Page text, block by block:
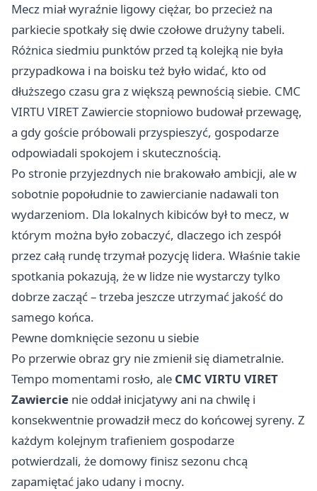
Mecz miał wyraźnie ligowy ciężar, bo przecież na
parkiecie spotkały się dwie czołowe drużyny tabeli.
Różnica siedmiu punktów przed tą kolejką nie była
przypadkowa i na boisku też było widać, kto od
dłuższego czasu gra z większą pewnością siebie. CMC
VIRTU VIRET Zawiercie stopniowo budował przewagę,
a gdy goście próbowali przyspieszyć, gospodarze
odpowiadali spokojem i skutecznością.
Po stronie przyjezdnych nie brakowało ambicji, ale w
sobotnie popołudnie to zawiercianie nadawali ton
wydarzeniom. Dla lokalnych kibiców był to mecz, w
którym można było zobaczyć, dlaczego ich zespół
przez całą rundę trzymał pozycję lidera. Właśnie takie
spotkania pokazują, że w lidze nie wystarczy tylko
dobrze zacząć – trzeba jeszcze utrzymać jakość do
samego końca.
Pewne domknięcie sezonu u siebie
Po przerwie obraz gry nie zmienił się diametralnie.
Tempo momentami rosło, ale CMC VIRTU VIRET
Zawiercie nie oddał inicjatywy ani na chwilę i
konsekwentnie prowadził mecz do końcowej syreny. Z
każdym kolejnym trafieniem gospodarze
potwierdzali, że domowy finisz sezonu chcą
zapamiętać jako udany i mocny.